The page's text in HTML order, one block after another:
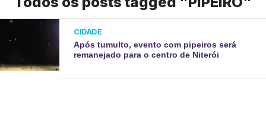
CIDADE
Após tumulto, evento com pipeiros será
remanejado para o centro de Niterói